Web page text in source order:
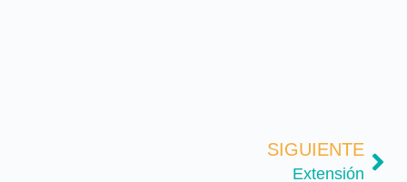
SIGUIENTE
Extensión